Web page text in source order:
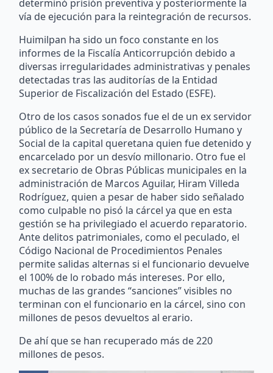
determinó prisión preventiva y posteriormente la
vía de ejecución para la reintegración de recursos.
Huimilpan ha sido un foco constante en los
informes de la Fiscalía Anticorrupción debido a
diversas irregularidades administrativas y penales
detectadas tras las auditorías de la Entidad
Superior de Fiscalización del Estado (ESFE).
Otro de los casos sonados fue el de un ex servidor
público de la Secretaría de Desarrollo Humano y
Social de la capital queretana quien fue detenido y
encarcelado por un desvío millonario. Otro fue el
ex secretario de Obras Públicas municipales en la
administración de Marcos Aguilar, Hiram Villeda
Rodríguez, quien a pesar de haber sido señalado
como culpable no pisó la cárcel ya que en esta
gestión se ha privilegiado el acuerdo reparatorio.
Ante delitos patrimoniales, como el peculado, el
Código Nacional de Procedimientos Penales
permite salidas alternas si el funcionario devuelve
el 100% de lo robado más intereses. Por ello,
muchas de las grandes “sanciones” visibles no
terminan con el funcionario en la cárcel, sino con
millones de pesos devueltos al erario.
De ahí que se han recuperado más de 220
millones de pesos.